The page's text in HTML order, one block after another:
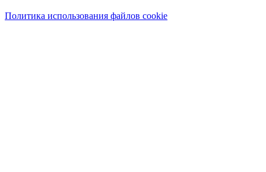
Политика использования файлов cookie